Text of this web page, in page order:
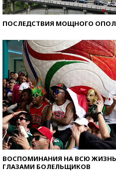
ПОСЛЕДСТВИЯ МОЩНОГО
ВОСПОМИНАНИЯ НА ВСЮ
ГЛАЗАМИ БОЛЕЛЬЩИКОВ